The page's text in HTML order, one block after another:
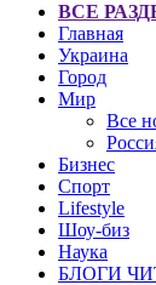
ВСЕ
Главная
Украина
Город
Мир
Все
Бизнес
Спорт
Lifestyle
Шоу-биз
Наука
БЛОГИ